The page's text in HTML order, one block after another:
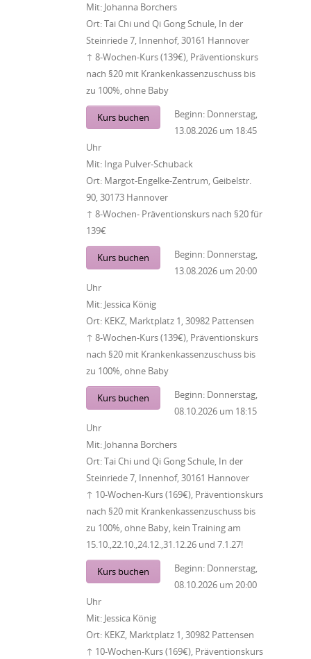
Mit: Johanna Borchers
Ort:Tai Chi und Qi Gong Schule, In der
Steinriede 7, Innenhof, 30161 Hannover
↑ 8-Wochen-Kurs (139€), Präventionskurs
nach §20 mit Krankenkassenzuschuss bis
zu 100%, ohne Baby
Kurs buchen Beginn: Donnerstag,
13.08.2026 um 18:45
Uhr
Mit: Inga Pulver-Schuback
Ort: Margot-Engelke-Zentrum, Geibelstr.
90, 30173 Hannover
↑ 8-Wochen- Präventionskurs nach §20 für
139€
Kurs buchen Beginn: Donnerstag,
13.08.2026 um 20:00
Uhr
Mit: Jessica König
Ort: KEKZ, Marktplatz 1, 30982 Pattensen
↑ 8-Wochen-Kurs (139€), Präventionskurs
nach §20 mit Krankenkassenzuschuss bis
zu 100%, ohne Baby
Kurs buchen Beginn: Donnerstag,
08.10.2026 um 18:15
Uhr
Mit: Johanna Borchers
Ort:Tai Chi und Qi Gong Schule, In der
Steinriede 7, Innenhof, 30161 Hannover
↑ 10-Wochen-Kurs (169€), Präventionskurs
nach §20 mit Krankenkassenzuschuss bis
zu 100%, ohne Baby, kein Training am
15.10.,22.10.,24.12.,31.12.26 und 7.1.27!
Kurs buchen Beginn: Donnerstag,
08.10.2026 um 20:00
Uhr
Mit: Jessica König
Ort: KEKZ, Marktplatz 1, 30982 Pattensen
↑ 10-Wochen-Kurs (169€), Präventionskurs